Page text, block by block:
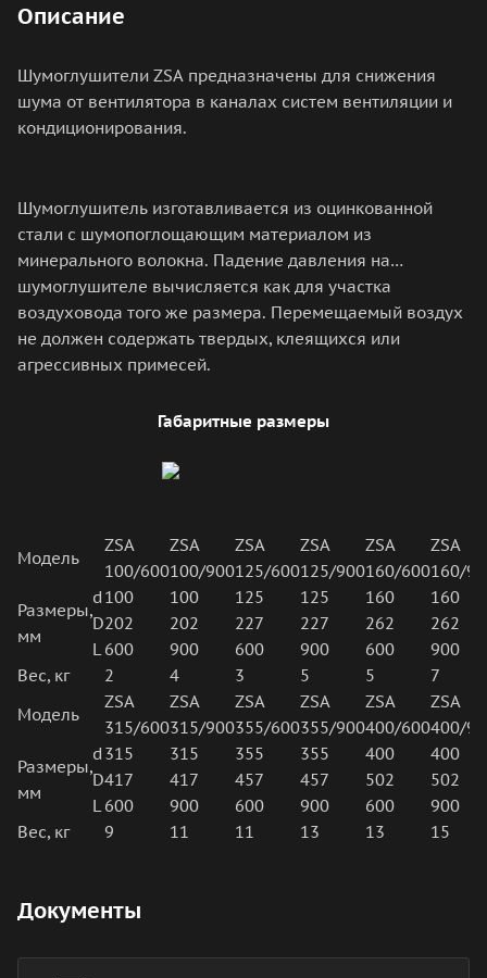
Описание
Шумоглушители ZSA предназначены для снижения
шума от вентилятора в каналах систем вентиляции и
кондиционирования.
Шумоглушитель изготавливается из оцинкованной
стали с шумопоглощающим материалом из
минерального волокна. Падение давления на
шумоглушителе вычисляется как для участка
воздуховода того же размера. Перемещаемый воздух
не должен содержать твердых, клеящихся или
агрессивных примесей.
Габаритные размеры
Модель
ZSA
100/600
ZSA
100/900
ZSA
125/600
ZSA
125/900
ZSA
160/600
ZSA
160/
Размеры,
мм
d100 100 125 125 160
160
D202 202 227 227 262
262
L 600 900 600 900 600
900
Вес, кг
2 4 3 5 5
7
Модель
ZSA
315/600
ZSA
315/900
ZSA
355/600
ZSA
355/900
ZSA
400/600
ZSA
400/
Размеры,
мм
d315 315 355 355 400
400
D417 417 457 457 502
502
L 600 900 600 900 600
900
Вес, кг
9 11 11 13 13 15
Документы